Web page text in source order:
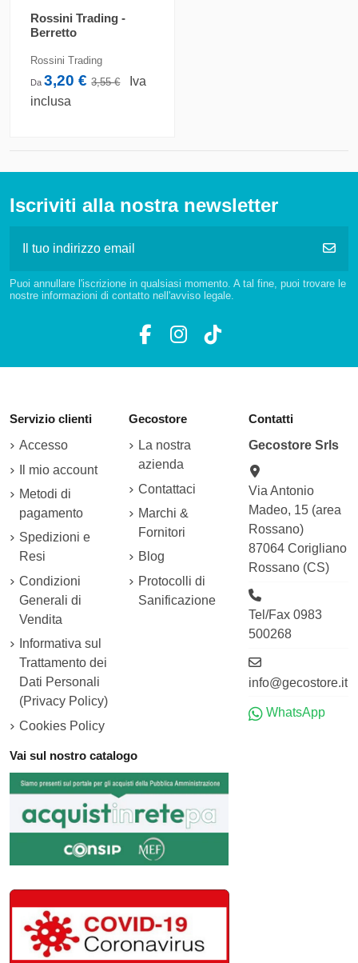
Rossini Trading -
Berretto
Rossini Trading
Da3,20 €3,55 €
Iva
inclusa
Iscriviti alla nostra newsletter
Puoi annullare l'iscrizione in qualsiasi momento. A tal fine, puoi trovare le
nostre informazioni di contatto nell'avviso legale.
Servizio clienti
Accesso
Il mio account
Metodi di
pagamento
Spedizioni e
Resi
Condizioni
Generali di
Vendita
Informativa sul
Trattamento dei
Dati Personali
(Privacy Policy)
Cookies Policy
Gecostore
La nostra
azienda
Contattaci
Marchi &
Fornitori
Blog
Protocolli di
Sanificazione
Contatti
Gecostore Srls
Via Antonio
Madeo, 15 (area
Rossano)
87064 Corigliano
Rossano (CS)
Tel/Fax 0983
500268
info@gecostore.it
WhatsApp
Vai sul nostro catalogo